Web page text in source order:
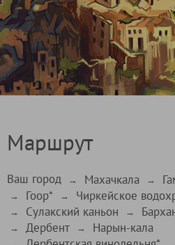
Маршрут
Ваш город → Махачкала →
→ Гоор* → Чиркейское
→ Сулакский каньон →
→ Дербент → Нарын-кала